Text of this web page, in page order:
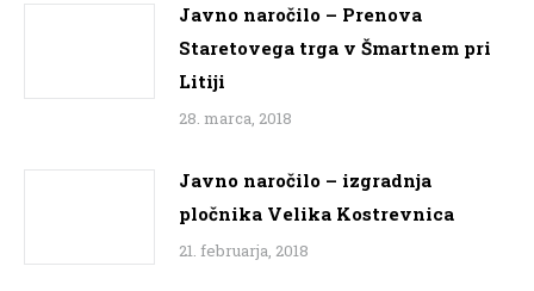
Javno naročilo – Prenova
Staretovega trga v Šmartnem pri
Litiji
28. marca, 2018
Javno naročilo – izgradnja
pločnika Velika Kostrevnica
21. februarja, 2018